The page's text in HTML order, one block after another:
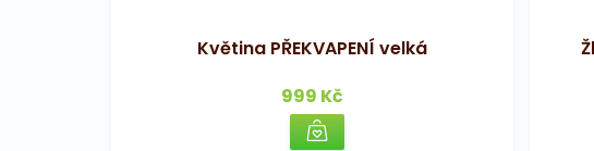
Květina PŘEKVAPENÍ velká
999 Kč